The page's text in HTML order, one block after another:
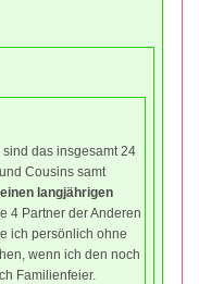
das insgesamt 24
Cousins samt
langjährigen
4 Partner der Anderen
ich persönlich ohne
wenn ich den noch
Familienfeier.